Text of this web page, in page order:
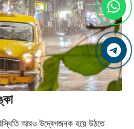
আরও উদ্বেগজনক হয়ে উঠতে